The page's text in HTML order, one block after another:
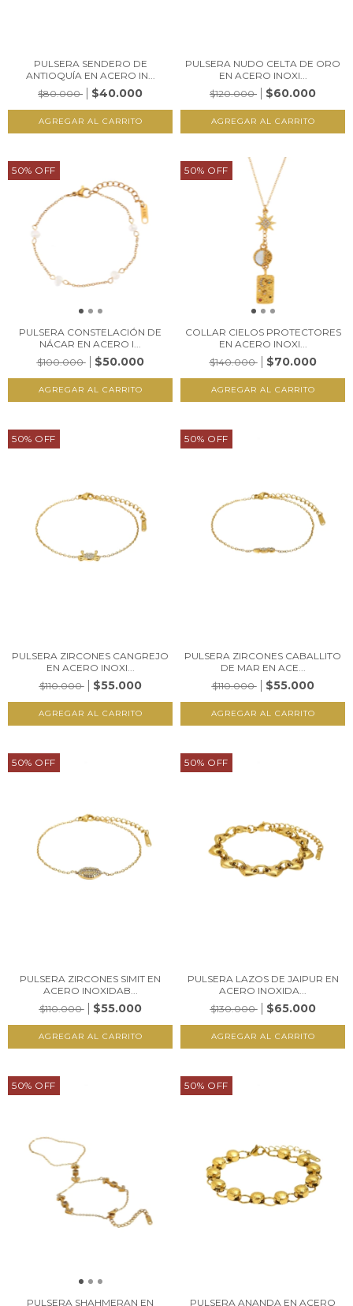
PULSERA SENDERO DE
ANTIOQUÍA EN ACERO IN...
$80.000
$40.000
PULSERA NUDO CELTA DE ORO
EN ACERO INOXI...
$120.000
$60.000
50% OFF
PULSERA CONSTELACIÓN DE
NÁCAR EN ACERO I...
$100.000
$50.000
50% OFF
COLLAR CIELOS PROTECTORES
EN ACERO INOXI...
$140.000
$70.000
50% OFF
PULSERA ZIRCONES CANGREJO
EN ACERO INOXI...
$110.000
$55.000
50% OFF
PULSERA ZIRCONES CABALLITO
DE MAR EN ACE...
$110.000
$55.000
50% OFF
PULSERA ZIRCONES SIMIT EN
ACERO INOXIDAB...
$110.000
$55.000
50% OFF
PULSERA LAZOS DE JAIPUR EN
ACERO INOXIDA...
$130.000
$65.000
50% OFF
PULSERA SHAHMERAN EN
50% OFF
PULSERA ANANDA EN ACERO